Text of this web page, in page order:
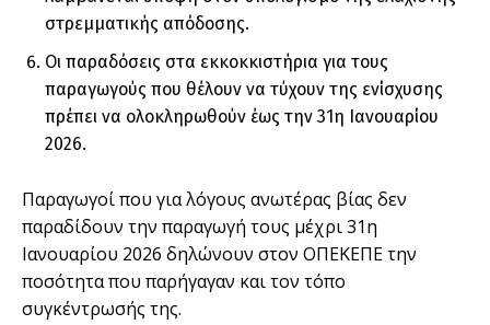
στρεμματικής απόδοσης.
Οι παραδόσεις στα εκκοκκιστήρια για τους
παραγωγούς που θέλουν να τύχουν της ενίσχυσης
πρέπει να ολοκληρωθούν έως την 31η Ιανουαρίου
2026.
Παραγωγοί που για λόγους ανωτέρας βίας δεν
παραδίδουν την παραγωγή τους μέχρι 31η
Ιανουαρίου 2026 δηλώνουν στον ΟΠΕΚΕΠΕ την
ποσότητα που παρήγαγαν και τον τόπο
συγκέντρωσής της.